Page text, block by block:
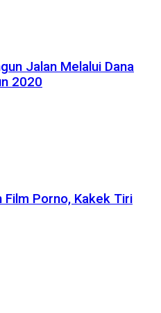
Jalan Melalui Dana
2020
Porno, Kakek Tiri